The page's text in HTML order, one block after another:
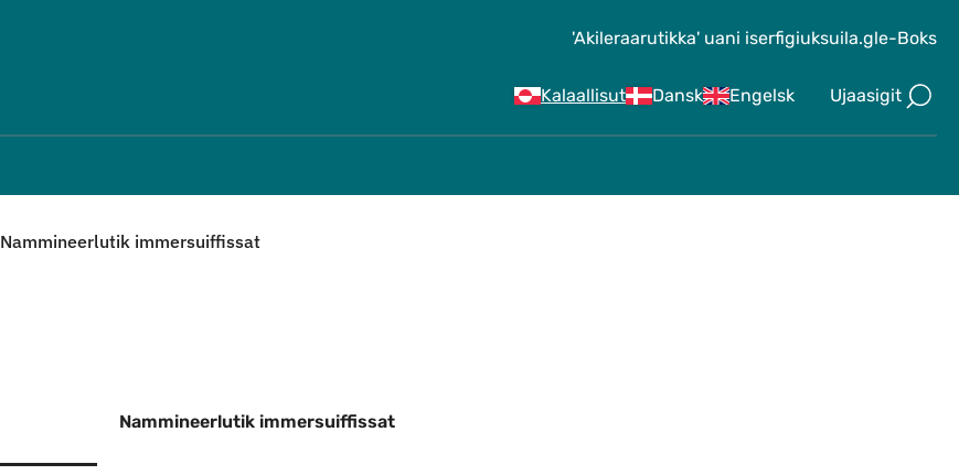
Kalaallisut Dansk Engelsk Ujaasigit
'Akileraarutikka' uani iserfigiuksuila.gle-Boks
Nammineerlutik immersuiffissat
Nammineerlutik immersuiffissat